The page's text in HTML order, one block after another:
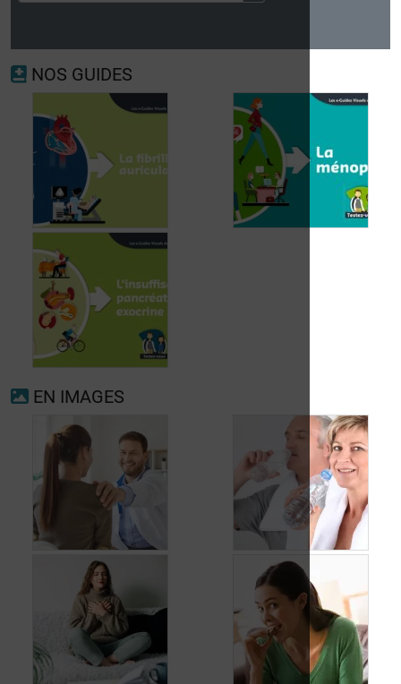
NOS GUIDES
Fibrillation
auriculaire
Insuffisance
pancréatique
exocrine
EN IMAGES
Quand consulter à
nouveau pour
migraine ou maux de
tête?
Prévenir les maux de
tête au jour le jour